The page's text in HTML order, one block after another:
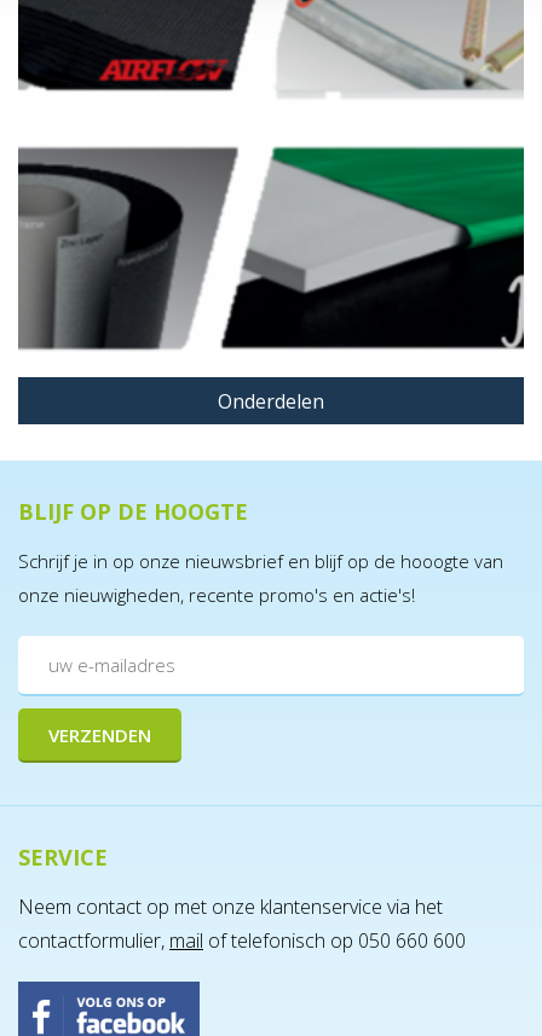
Onderdelen
BLIJF OP DE HOOGTE
Schrijf je in op onze nieuwsbrief en blijf op de hooogte van
onze nieuwigheden, recente promo's en actie's!
SERVICE
Neem contact op met onze klantenservice via het
contactformulier, mail of telefonisch op 050 660 600